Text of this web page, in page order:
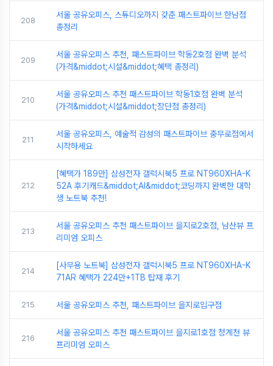
208
서울 공유오피스, 스튜디오까지 갖춘 패스트파이브 한남점
총정리
209
서울 공유오피스 추천, 패스트파이브 학동2호점 완벽 분석
(가격&middot;시설&middot;혜택 총정리)
210
서울 공유오피스 추천 패스트파이브 학동1호점 완벽 분석
(가격&middot;시설&middot;장단점 총정리)
211
서울 공유오피스, 예술적 감성의 패스트파이브 충무로점에서
시작하세요
212
[혜택가 189만] 삼성전자 갤럭시북5 프로 NT960XHA-K
52A 후기캐드&middot;AI&middot;코딩까지 완벽한 대학
생 노트북 추천!
213
서울 공유오피스 추천 패스트파이브 을지로2호점, 남산뷰 프
리미엄 오피스
214
[사무용 노트북] 삼성전자 갤럭시북5 프로 NT960XHA-K
71AR 혜택가 224만+1TB 탑재 후기
215 서울 공유오피스 추천, 패스트파이브 을지로입구점
216
서울 공유오피스 추천 패스트파이브 을지로1호점 청계천 뷰
프리미엄 오피스